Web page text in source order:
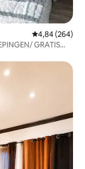
Gemiddelde
4,84 (264)
GRATIS